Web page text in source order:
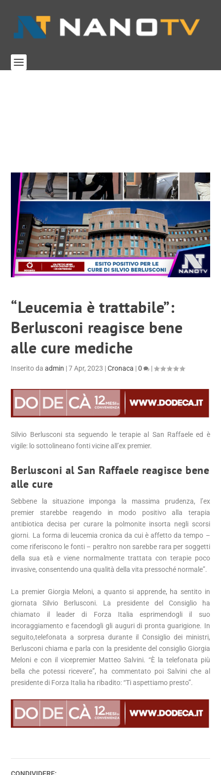
“Leucemia è trattabile”:
Berlusconi reagisce bene
alle cure mediche
Inserito daadmin |7 Apr, 2023 |Cronaca |0 |
Silvio Berlusconi sta seguendo le terapie al San Raffaele ed è
vigile: lo sottolineano fonti vicine all’ex premier.
Berlusconi al San Raffaele reagisce bene
alle cure
Sebbene la situazione imponga la massima prudenza, l’ex
premier starebbe reagendo in modo positivo alla terapia
antibiotica decisa per curare la polmonite insorta negli scorsi
giorni. La forma di leucemia cronica da cui è affetto da tempo –
come riferiscono le fonti – peraltro non sarebbe rara per soggetti
della sua età e viene normalmente trattata con terapie poco
invasive, consentendo una qualità della vita pressoché normale”.
La premier Giorgia Meloni, a quanto si apprende, ha sentito in
giornata Silvio Berlusconi. La presidente del Consiglio ha
chiamato il leader di Forza Italia esprimendogli il suo
incoraggiamento e facendogli gli auguri di pronta guarigione. In
seguito,telefonata a sorpresa durante il Consiglio dei ministri,
Berlusconi chiama e parla con la presidente del consiglio Giorgia
Meloni e con il vicepremier Matteo Salvini. “È la telefonata più
bella che potessi ricevere”, ha commentato poi Salvini che al
presidente di Forza Italia ha ribadito: “Ti aspettiamo presto”.